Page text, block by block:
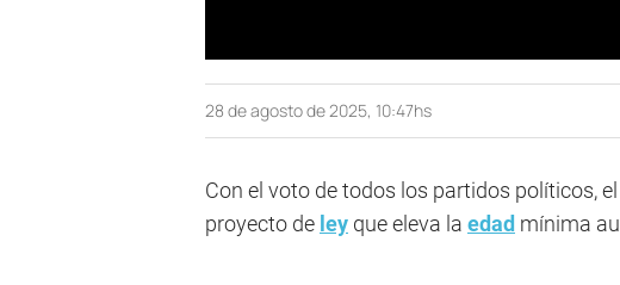
28 de agosto de 2025, 10:47hs
Con el voto de todos los partidos políticos,
proyecto de ley que eleva la edad mínima